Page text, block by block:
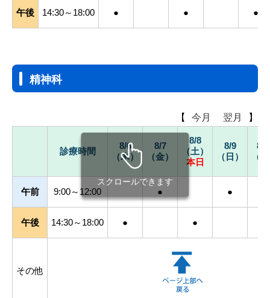
午後 14:30～18:00 ● ● ●
精神科
【 今月 翌月 】
スクロールできます
診療時間
8/6
（木）
8/7
（金）
8/8
（土）
本日
8/9
（日）
8/
（
午前 9:00～12:00 ● ●
午後 14:30～18:00 ● ●
その他